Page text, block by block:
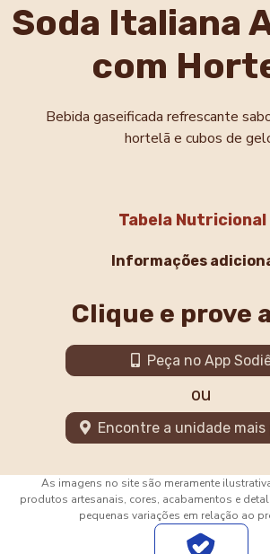
Soda Italiana
com
Bebida gaseificada refrescante
hortelã e cubos de
Tabela Nutricional
Informações
Clique e prove
Peça no App
ou
Encontre a unidade mais
As imagens no site são meramente
produtos artesanais, cores, acabamentos e
pequenas variações em relação ao